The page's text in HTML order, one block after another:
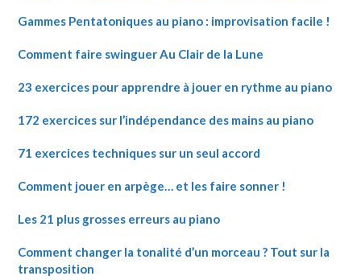
Gammes Pentatoniques au piano : improvisation facile !
Comment faire swinguer Au Clair de la Lune
23 exercices pour apprendre à jouer en rythme au piano
172 exercices sur l’indépendance des mains au piano
71 exercices techniques sur un seul accord
Comment jouer en arpège… et les faire sonner !
Les 21 plus grosses erreurs au piano
Comment changer la tonalité d’un morceau ? Tout sur la
transposition